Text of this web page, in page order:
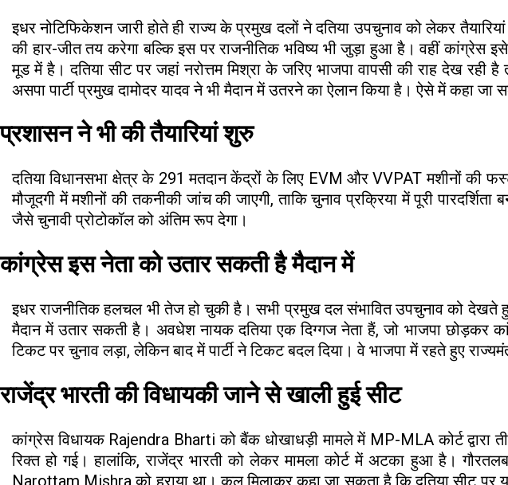
इधर नोटिफिकेशन जारी होते ही राज्य के प्रमुख दलों ने दतिया उपचुनाव को लेकर
की हार-जीत तय करेगा बल्कि इस पर राजनीतिक भविष्य भी जुड़ा हुआ है। वहीं
मूड में है। दतिया सीट पर जहां नरोत्तम मिश्रा के जरिए भाजपा वापसी की राह देख रही
असपा पार्टी प्रमुख दामोदर यादव ने भी मैदान में उतरने का ऐलान किया है। ऐसे में कहा
प्रशासन ने भी की तैयारियां शुरु
दतिया विधानसभा क्षेत्र के 291 मतदान केंद्रों के लिए EVM और VVPAT मशीनों की
मौजूदगी में मशीनों की तकनीकी जांच की जाएगी, ताकि चुनाव प्रक्रिया में पूरी
जैसे चुनावी प्रोटोकॉल को अंतिम रूप देगा।
कांग्रेस इस नेता को उतार सकती है मैदान में
इधर राजनीतिक हलचल भी तेज हो चुकी है। सभी प्रमुख दल संभावित उपचुनाव को देखते
मैदान में उतार सकती है। अवधेश नायक दतिया एक दिग्गज नेता हैं, जो भाजपा छोड़कर
टिकट पर चुनाव लड़ा, लेकिन बाद में पार्टी ने टिकट बदल दिया। वे भाजपा में रहते हुए
राजेंद्र भारती की विधायकी जाने से खाली हुई सीट
कांग्रेस विधायक Rajendra Bharti को बैंक धोखाधड़ी मामले में MP-MLA कोर्ट द्वारा
रिक्त हो गई। हालांकि, राजेंद्र भारती को लेकर मामला कोर्ट में अटका हुआ है।
Narottam Mishra को हराया था। कुल मिलाकर कहा जा सकता है कि दतिया सीट पर